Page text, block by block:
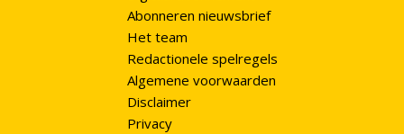
Abonneren nieuwsbrief
Het team
Redactionele spelregels
Algemene voorwaarden
Disclaimer
Privacy